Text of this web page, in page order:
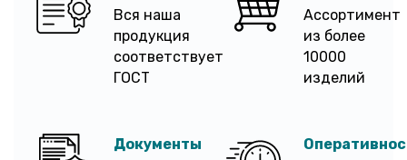
Вся наша
продукция
соответствует
ГОСТ
Ассортимент
из более
10000
изделий
Документы